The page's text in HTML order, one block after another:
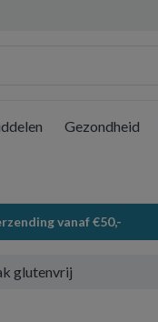
Gezondheid
vanaf €50,-
glutenvrij